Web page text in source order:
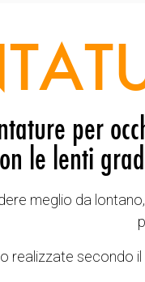
per
le lenti
meglio da
realizzate secondo